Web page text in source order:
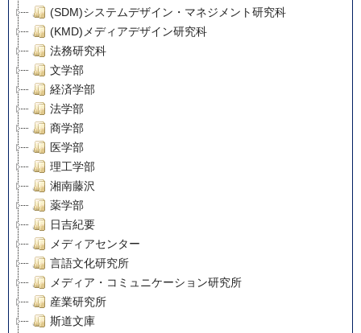
(SDM)システムデザイン・マネジメント研究科
(KMD)メディアデザイン研究科
法務研究科
文学部
経済学部
法学部
商学部
医学部
理工学部
湘南藤沢
薬学部
日吉紀要
メディアセンター
言語文化研究所
メディア・コミュニケーション研究所
産業研究所
斯道文庫